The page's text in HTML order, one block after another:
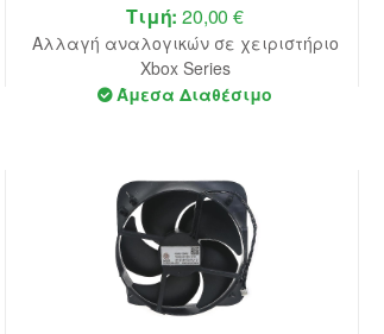
Τιμή:20,00 €
Αλλαγή αναλογικών σε χειριστήριο
Xbox Series
Άμεσα Διαθέσιμο